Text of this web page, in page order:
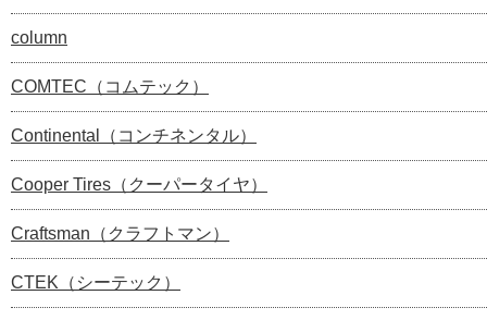
column
COMTEC（コムテック）
Continental（コンチネンタル）
Cooper Tires（クーパータイヤ）
Craftsman（クラフトマン）
CTEK（シーテック）